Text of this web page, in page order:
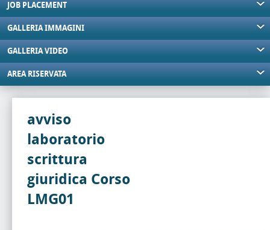
JOB PLACEMENT
GALLERIA IMMAGINI
GALLERIA VIDEO
AREA RISERVATA
avviso
laboratorio
scrittura
giuridica Corso
LMG01